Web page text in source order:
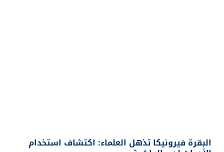
البقرة فيرونيكا تذهل العلماء: اكتشاف استخدام